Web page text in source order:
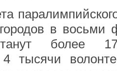
в восьми
более
тысячи